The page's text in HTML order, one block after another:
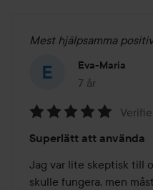
Mest hjälpsamma
Eva-Maria
7 år
Inlägget
5
av
5
Superlätt att använda
Jag var lite skeptisk till
skulle fungera, men